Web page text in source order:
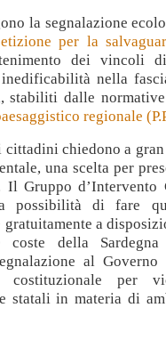
la segnalazione
per la
dei vincoli
nella
stabiliti dalle
regionale
chiedono a gran
una scelta per
Gruppo d’Intervento
possibilità di fare
gratuitamente a
coste della
al
per
statali in materia di